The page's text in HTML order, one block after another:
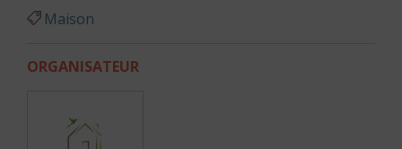
Maison
ORGANISATEUR